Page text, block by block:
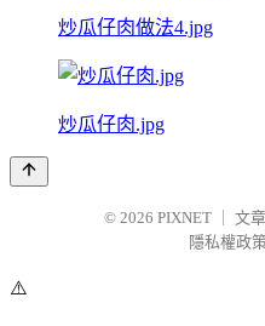
炒瓜仔肉做法4.jpg
炒瓜仔肉.jpg
© 2026 PIXNET
文
隱私權政
⚠️